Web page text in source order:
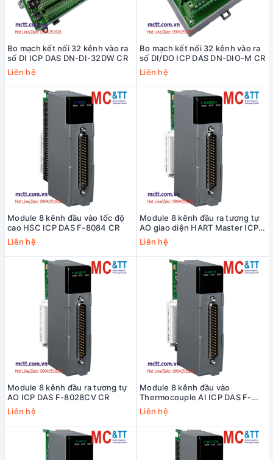
Bo mạch kết nối 32 kênh vào ra
số DI ICP DAS DN-DI-32DW CR
Liên hệ
Bo mạch kết nối 32 kênh vào ra
số DI/DO ICP DAS DN-DIO-M CR
Liên hệ
Module 8 kênh đầu vào tốc độ
cao HSC ICP DAS F-8084 CR
Liên hệ
Module 8 kênh đầu ra tương tự
AO giao diện HART Master ICP
DAS F-8028CH CR
Liên hệ
Module 8 kênh đầu ra tương tự
AO ICP DAS F-8028CV CR
Liên hệ
Module 8 kênh đầu vào
Thermocouple AI ICP DAS F-
8019 CR
Liên hệ